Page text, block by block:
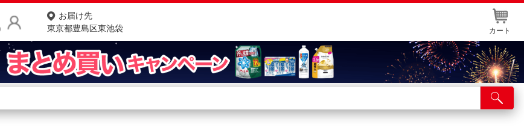
お届け先
東京都豊島区東池袋
カート